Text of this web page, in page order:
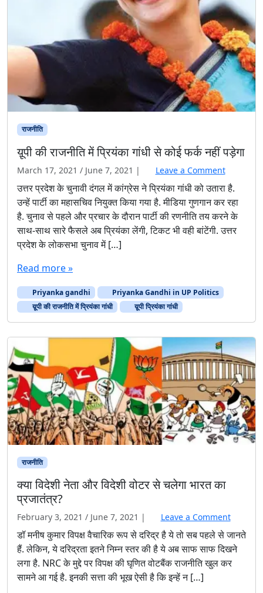
राजनीति
य़ूपी की राजनीति में प्रियंका गांधी से कोई फर्क नहीं पड़ेगा
March 17, 2021 / June 7, 2021 | Leave a Comment
उत्तर प्रदेश के चुनावी दंगल में कांग्रेस ने प्रियंका गांधी को उतारा है.
उन्हें पार्टी का महासचिव नियुक्त किया गया है. मीडिया गुणगान कर रहा
है. चुनाव से पहले और प्रचार के दौरान पार्टी की रणनीति तय करने के
साथ-साथ सारे फैसले अब प्रियंका लेंगी, टिकट भी वही बांटेंगी. उत्तर
प्रदेश के लोकसभा चुनाव में […]
Read more »
Priyanka gandhi
Priyanka Gandhi in UP Politics
य़ूपी की राजनीति में प्रियंका गांधी
य़ूपी प्रियंका गांधी
राजनीति
क्या विदेशी नेता और विदेशी वोटर से चलेगा भारत का
प्रजातंत्र?
February 3, 2021 / June 7, 2021 | Leave a Comment
डॉ मनीष कुमार विपक्ष वैचारिक रूप से दरिद्र है ये तो सब पहले से जानते
हैं. लेकिन, ये दरिद्रता इतने निम्न स्तर की है ये अब साफ साफ दिखने
लगा है. NRC के मुद्दे पर विपक्ष की घृणित वोटबैंक राजनीति खुल कर
सामने आ गई है. इनकी सत्ता की भूख ऐसी है कि इन्हें न […]